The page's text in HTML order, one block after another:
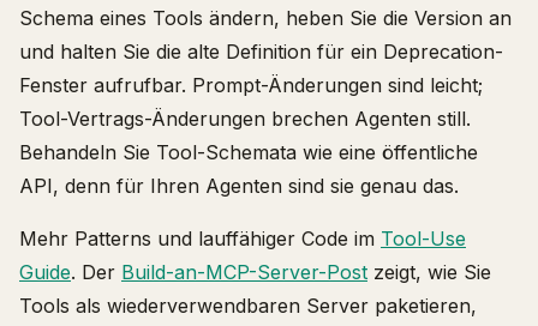
Schema eines Tools ändern, heben Sie die Version an
und halten Sie die alte Definition für ein Deprecation-
Fenster aufrufbar. Prompt-Änderungen sind leicht;
Tool-Vertrags-Änderungen brechen Agenten still.
Behandeln Sie Tool-Schemata wie eine öffentliche
API, denn für Ihren Agenten sind sie genau das.
Mehr Patterns und lauffähiger Code im Tool-Use
Guide. Der Build-an-MCP-Server-Post zeigt, wie Sie
Tools als wiederverwendbaren Server paketieren,